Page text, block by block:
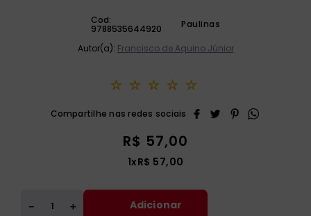
Cod:
9788535644920 Paulinas
Autor(a): Francisco de Aquino Júnior
☆ ☆ ☆ ☆ ☆
R$ 57,00
1xR$ 57,00
＋
－ Adicionar